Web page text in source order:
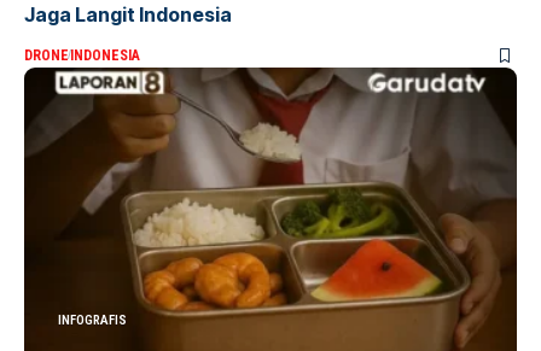
Jaga Langit Indonesia
DRONEINDONESIA
INFOGRAFIS